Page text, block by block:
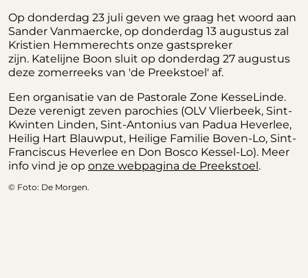
Op donderdag 23 juli geven we graag het woord aan
Sander Vanmaercke, op donderdag 13 augustus zal
Kristien Hemmerechts onze gastspreker
zijn. Katelijne Boon sluit op donderdag 27 augustus
deze zomerreeks van 'de Preekstoel' af.
Een organisatie van de Pastorale Zone KesseLinde.
Deze verenigt zeven parochies (OLV Vlierbeek, Sint-
Kwinten Linden, Sint-Antonius van Padua Heverlee,
Heilig Hart Blauwput, Heilige Familie Boven-Lo, Sint-
Franciscus Heverlee en Don Bosco Kessel-Lo). Meer
info vind je op onze webpagina de Preekstoel.
© Foto: De Morgen.